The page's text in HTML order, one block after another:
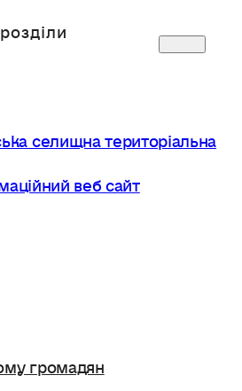
селищна територіальна
веб сайт
громадян